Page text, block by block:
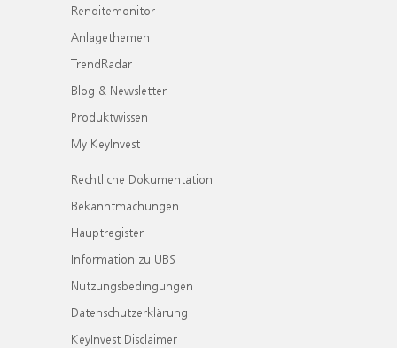
Renditemonitor
Anlagethemen
TrendRadar
Blog & Newsletter
Produktwissen
My KeyInvest
Rechtliche Dokumentation
Bekanntmachungen
Hauptregister
Information zu UBS
Nutzungsbedingungen
Datenschutzerklärung
KeyInvest Disclaimer